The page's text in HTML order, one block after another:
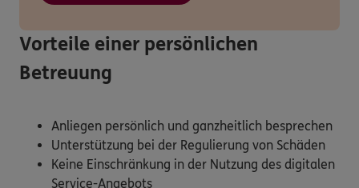
Vorteile einer persönlichen
Betreuung
Anliegen persönlich und ganzheitlich besprechen
Unterstützung bei der Regulierung von Schäden
Keine Einschränkung in der Nutzung des digitalen
Service-Angebots